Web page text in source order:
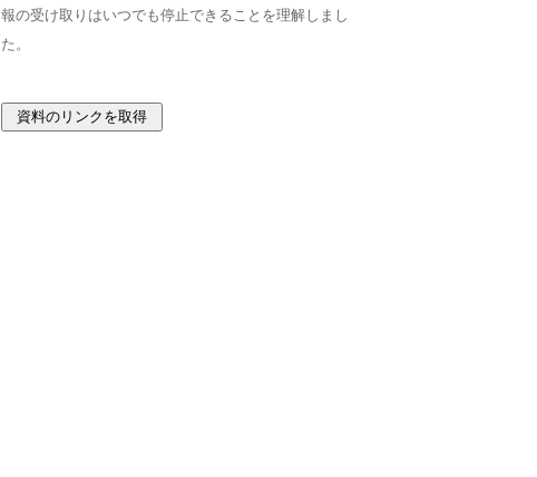
報の受け取りはいつでも停止できることを理解しまし
た。